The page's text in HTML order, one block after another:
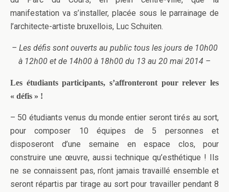
manifestation va s’installer, placée sous le parrainage de
l’architecte-artiste bruxellois, Luc Schuiten.
– Les défis sont ouverts au public tous les jours de 10h00
à 12h00 et de 14h00 à 18h00 du 13 au 20 mai 2014 –
Les étudiants participants, s’affronteront pour relever les
« défis » !
– 50 étudiants venus du monde entier seront tirés au sort,
pour composer 10 équipes de 5 personnes et
disposeront d’une semaine en espace clos, pour
construire une œuvre, aussi technique qu’esthétique ! Ils
ne se connaissent pas, n’ont jamais travaillé ensemble et
seront répartis par tirage au sort pour travailler pendant 8